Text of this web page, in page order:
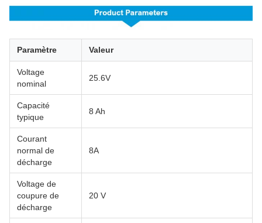
Paramètre Valeur
Voltage
nominal
25.6V
Capacité
typique
8 Ah
Courant
normal de
décharge
8A
Voltage de
coupure de
décharge
20 V